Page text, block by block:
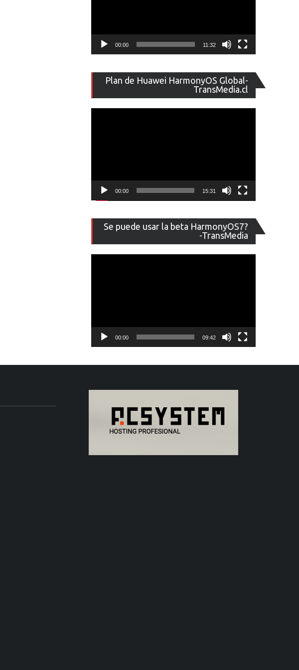
00:00 11:32
Plan de Huawei HarmonyOS Global-
TransMedia.cl
de
vídeo
00:00 15:31
Se puede usar la beta HarmonyOS7?
-TransMedia
de
vídeo
00:00 09:42